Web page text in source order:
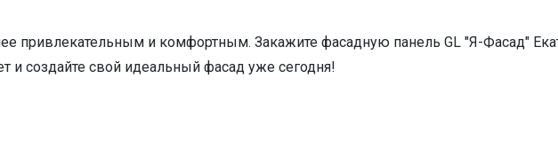
привлекательным и комфортным. Закажите фасадную панель GL "Я-Фасад"
и создайте свой идеальный фасад уже сегодня!